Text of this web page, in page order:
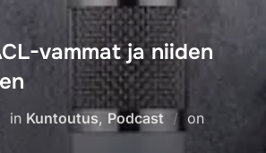
vammat ja niiden
in Kuntoutus, Podcast onPosted